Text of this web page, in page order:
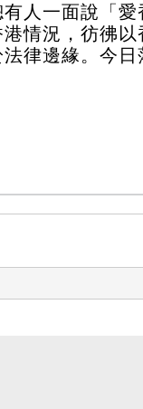
人一面說「
情況，彷彿
律邊緣。今